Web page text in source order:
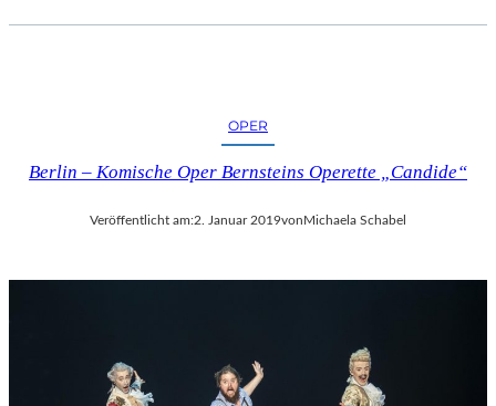
OPER
Berlin – Komische Oper Bernsteins Operette „Candide“
Veröffentlicht am:2. Januar 2019von Michaela Schabel